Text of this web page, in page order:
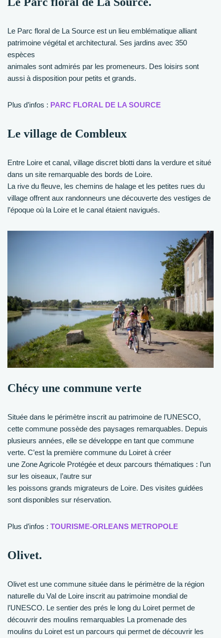
Le Parc floral de La Source est un lieu emblématique alliant
patrimoine végétal et architectural. Ses jardins avec 350
espèces
animales sont admirés par les promeneurs. Des loisirs sont
aussi à disposition pour petits et grands.
Plus d’infos : PARC FLORAL DE LA SOURCE
Le village de Combleux
Entre Loire et canal, village discret blotti dans la verdure et situé
dans un site remarquable des bords de Loire.
La rive du fleuve, les chemins de halage et les petites rues du
village offrent aux randonneurs une découverte des vestiges de
l’époque où la Loire et le canal étaient navigués.
Chécy une commune verte
Située dans le périmètre inscrit au patrimoine de l’UNESCO,
cette commune possède des paysages remarquables. Depuis
plusieurs années, elle se développe en tant que commune
verte. C’est la première commune du Loiret à créer
une Zone Agricole Protégée et deux parcours thématiques : l’un
sur les oiseaux, l’autre sur
les poissons grands migrateurs de Loire. Des visites guidées
sont disponibles sur réservation.
Plus d’infos : TOURISME-ORLEANS METROPOLE
Olivet.
Olivet est une commune située dans le périmètre de la région
naturelle du Val de Loire inscrit au patrimoine mondial de
l’UNESCO. Le sentier des prés le long du Loiret permet de
découvrir des moulins remarquables La promenade des
moulins du Loiret est un parcours qui permet de découvrir les